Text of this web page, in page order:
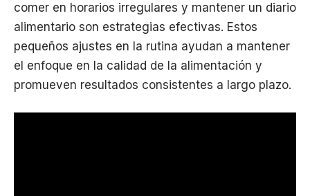
comer en horarios irregulares y mantener un diario
alimentario son estrategias efectivas. Estos
pequeños ajustes en la rutina ayudan a mantener
el enfoque en la calidad de la alimentación y
promueven resultados consistentes a largo plazo.